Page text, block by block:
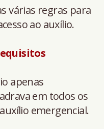
várias regras para
ao auxílio.
apenas
em todos os
emergencial.